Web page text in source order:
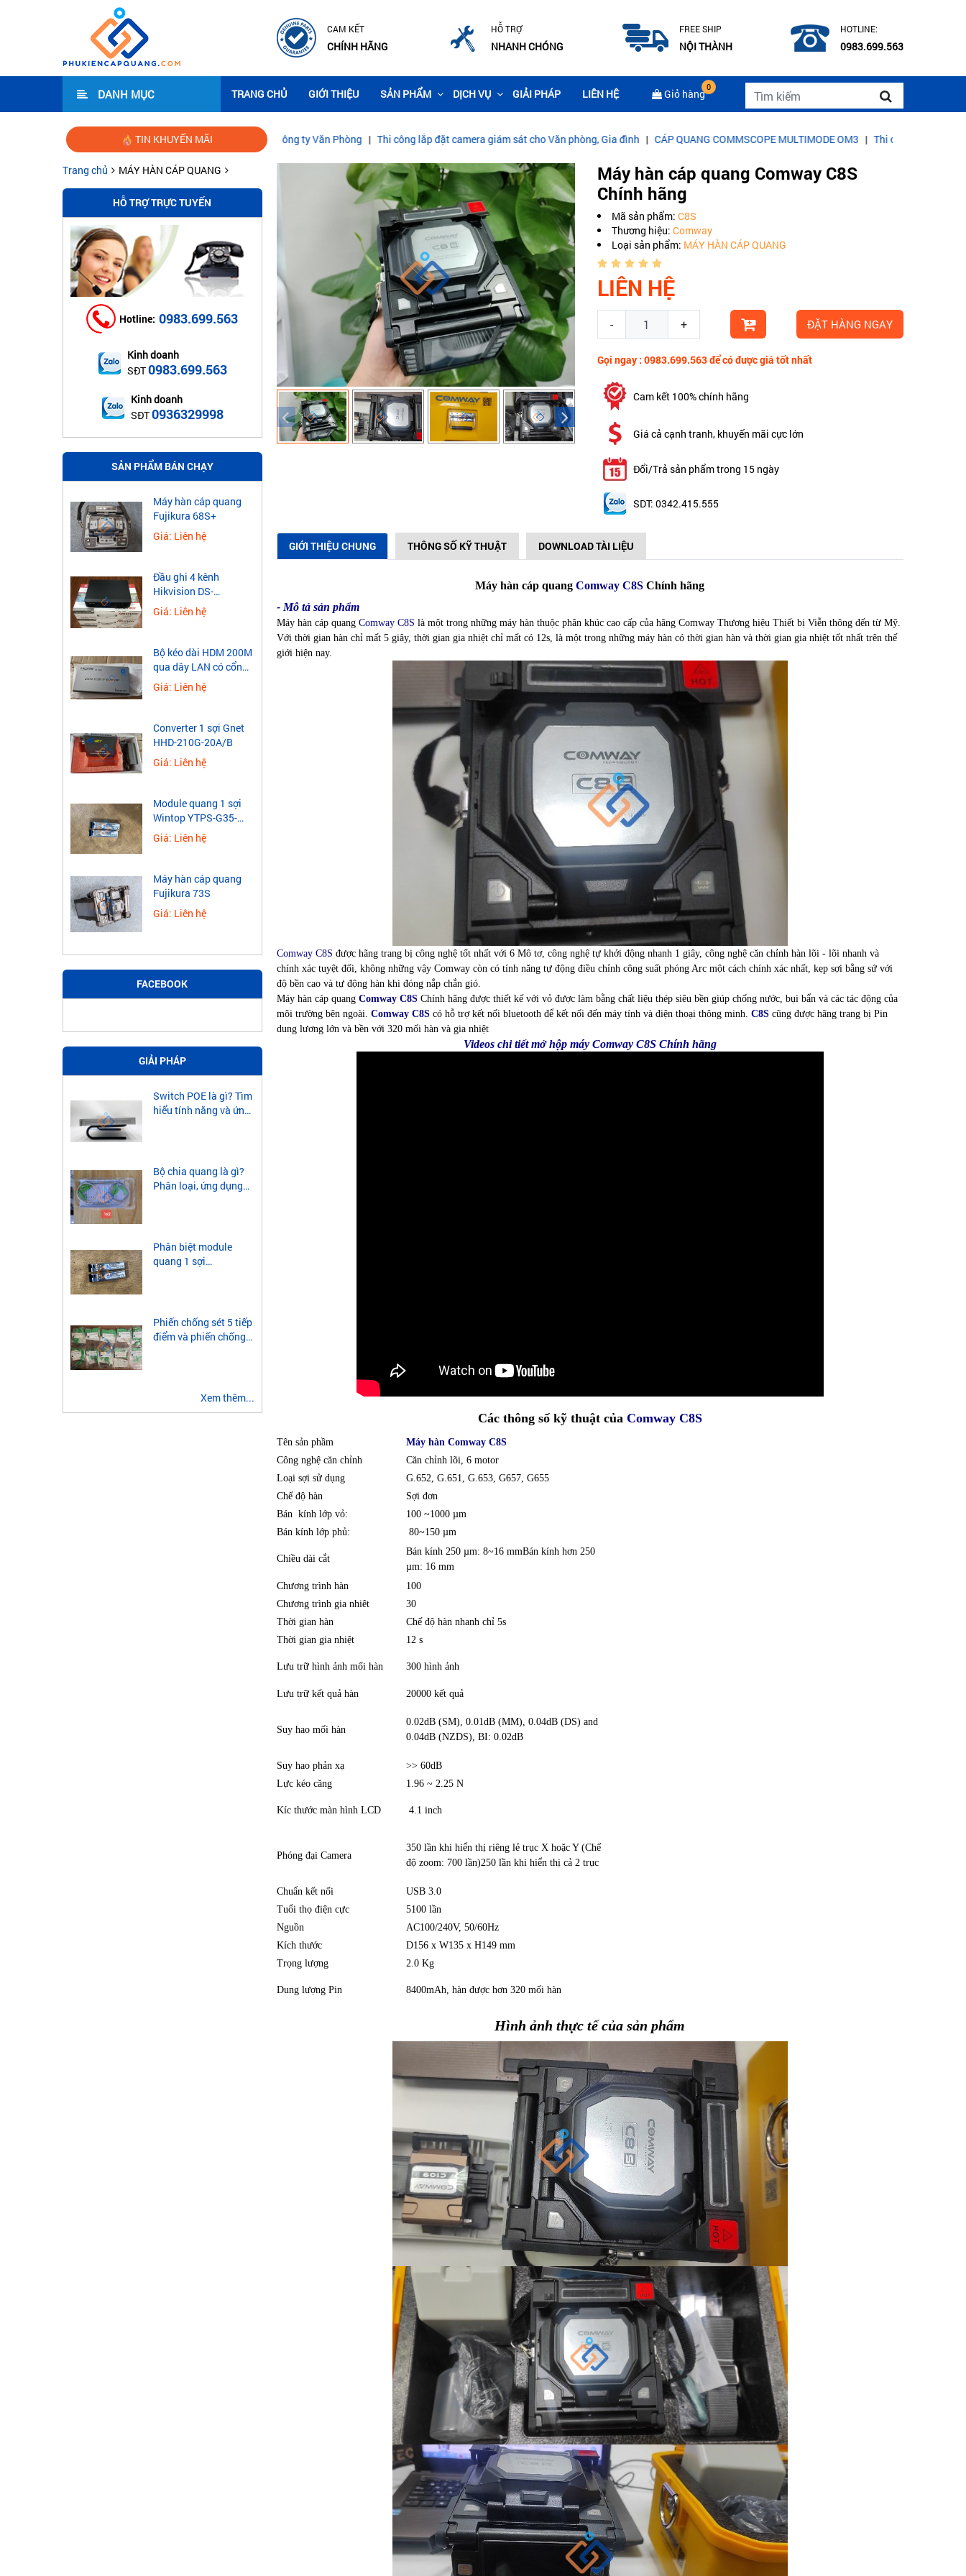
CAM KẾT
CHÍNH HÃNG
HỖ TRỢ
NHANH CHÓNG
FREE SHIP
NỘI THÀNH
HOTLINE:
0983.699.563
DANH MỤC TRANG CHỦ GIỚI THIỆU SẢN PHẨM DỊCH VỤ GIẢI PHÁP LIÊN HỆ Giỏ hàng
0
TIN KHUYẾN MÃI
Hướng dẫn lắp đặt mạng Wifi cho Công ty Văn Phòng|Thi công lắp đặt camera giám sát cho Văn phòng, Gia đình|CÁP QUANG COMMSCOPE MULTIMODE OM3|Thi công mạng Lan, điện nhẹ cho
Trang chủ MÁY HÀN CÁP QUANG
HỖ TRỢ TRỰC TUYẾN
Hotline: 0983.699.563
Kinh doanh
SĐT0983.699.563
Kinh doanh
SĐT0936329998
SẢN PHẨM BÁN CHẠY
Máy hàn cáp quang
Fujikura 68S+
Giá: Liên hệ
Đầu ghi 4 kênh
Hikvision DS-
7604NXI-K1
Giá: Liên hệ
​Bộ kéo dài HDM 200M
qua dây LAN có cổng
USB
Giá: Liên hệ
Converter 1 sợi Gnet
HHD-210G-20A/B
Giá: Liên hệ
Module quang 1 sợi
Wintop YTPS-G35-
40LD 1.25G
Giá: Liên hệ
Máy hàn cáp quang
Fujikura 73S
Giá: Liên hệ
FACEBOOK
GIẢI PHÁP
Switch POE là gì? Tìm
hiểu tính năng và ứng
Bộ chia quang là gì?
Phân loại, ứng dụng
Phân biệt module
quang 1 sợi
Phiến chống sét 5 tiếp
điểm và phiến chống
Xem thêm...
Máy hàn cáp quang Comway C8S
Chính hãng
Mã sản phẩm: C8S
Thương hiệu: Comway
Loại sản phẩm: MÁY HÀN CÁP QUANG
LIÊN HỆ
- + ĐẶT HÀNG NGAY
Gọi ngay : 0983.699.563 để có được giá tốt nhất
Cam kết 100% chính hãng
Giá cả cạnh tranh, khuyến mãi cực lớn
Đổi/Trả sản phẩm trong 15 ngày
SDT: 0342.415.555
GIỚI THIỆU CHUNG THÔNG SỐ KỸ THUẬT DOWNLOAD TÀI LIỆU
Máy hàn cáp quangComway C8S Chính hãng
- Mô tả sản phẩm
Máy hàn cáp quang Comway C8S là một trong những máy hàn thuộc phân khúc cao cấp của hãng Comway Thương hiệu Thiết bị Viễn thông đến từ Mỹ.
Với thời gian hàn chỉ mất 5 giây, thời gian gia nhiệt chỉ mất có 12s, là một trong những máy hàn có thời gian hàn và thời gian gia nhiệt tốt nhất trên thế
giới hiện nay.
Comway C8S được hãng trang bị công nghệ tốt nhất với 6 Mô tơ, công nghệ tự khởi động nhanh 1 giây, công nghệ căn chỉnh hàn lõi - lõi nhanh và
chính xác tuyệt đối, không những vậy Comway còn có tính năng tự động điều chỉnh công suất phóng Arc một cách chính xác nhất, kẹp sợi bằng sứ với
độ bền cao và tự động hàn khi đóng nắp chắn gió.
Máy hàn cáp quang Comway C8S Chính hãng được thiết kế với vỏ được làm bằng chất liệu thép siêu bền giúp chống nước, bụi bẩn và các tác động của
môi trường bên ngoài. Comway C8Scó hỗ trợ kết nối bluetooth để kết nối đến máy tính và điện thoại thông minh. C8Scũng được hãng trang bị Pin
dung lương lớn và bền với 320 mối hàn và gia nhiệt
Videos chi tiết mở hộp máy Comway C8S Chính hãng
Các thông số kỹ thuật của Comway C8S
Tên sản phầm
Máy hàn Comway C8S
Công nghệ căn chỉnh
Căn chỉnh lõi, 6 motor
Loại sợi sử dụng
G.652, G.651, G.653, G657, G655
Chế độ hàn
Sợi đơn
Bán kính lớp vỏ:
100 ~1000 µm
Bán kính lớp phủ:
80~150 µm
Chiều dài cắt
Bán kính 250 µm: 8~16 mmBán kính hơn 250
µm: 16 mm
Chương trình hàn
100
Chương trình gia nhiêt
30
Thời gian hàn
Chế độ hàn nhanh chỉ 5s
Thời gian gia nhiệt
12 s
Lưu trữ hình ảnh mối hàn 300 hình ảnh
Lưu trữ kết quả hàn 20000 kết quả
Suy hao mối hàn
0.02dB (SM), 0.01dB (MM), 0.04dB (DS) and
0.04dB (NZDS), BI: 0.02dB
Suy hao phản xạ
>> 60dB
Lực kéo căng
1.96 ~ 2.25 N
Kíc thước màn hình LCD 4.1 inch
Phóng đại Camera
350 lần khi hiển thị riêng lẻ trục X hoặc Y (Chế
độ zoom: 700 lần)250 lần khi hiển thị cả 2 trục
Chuẩn kết nối
USB 3.0
Tuổi thọ điện cực
5100 lần
Nguồn
AC100/240V, 50/60Hz
Kích thước
D156 x W135 x H149 mm
Trọng lượng
2.0 Kg
Dung lượng Pin 8400mAh, hàn được hơn 320 mối hàn
Hình ảnh thực tế của sản phẩm